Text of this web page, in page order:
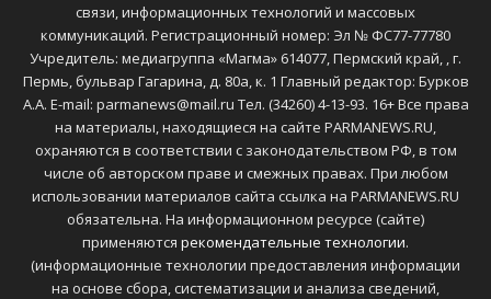
связи, информационных технологий и массовых
коммуникаций. Регистрационный номер: Эл № ФС77-77780
Учредитель: медиагруппа «Магма» 614077, Пермский край, , г.
Пермь, бульвар Гагарина, д. 80а, к. 1 Главный редактор: Бурков
А.А. E-mail: parmanews@mail.ru Тел. (34260) 4-13-93. 16+ Все права
на материалы, находящиеся на сайте PARMANEWS.RU,
охраняются в соответствии с законодательством РФ, в том
числе об авторском праве и смежных правах. При любом
использовании материалов сайта ссылка на PARMANEWS.RU
обязательна. На информационном ресурсе (сайте)
применяются рекомендательные технологии.
(информационные технологии предоставления информации
на основе сбора, систематизации и анализа сведений,